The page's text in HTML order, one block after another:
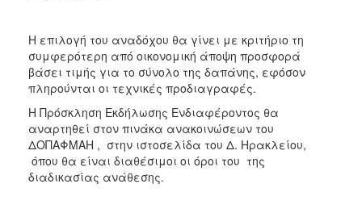
H επιλογή του αναδόχου θα γίνει με κριτήριο τη
συμφερότερη από οικονομική άποψη προσφορά
βάσει τιμής για το σύνολο της δαπάνης, εφόσον
πληρούνται οι τεχνικές προδιαγραφές.
Η Πρόσκληση Εκδήλωσης Ενδιαφέροντος θα
αναρτηθεί στον πινάκα ανακοινώσεων του
ΔΟΠΑΦΜΑΗ , στην ιστοσελίδα του Δ. Ηρακλείου,
όπου θα είναι διαθέσιμοι οι όροι του της
διαδικασίας ανάθεσης.